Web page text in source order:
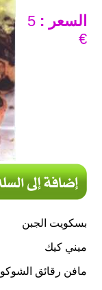
السعر : 5
€
بسكويت الجبن
ميني كيك
مافن رقائق